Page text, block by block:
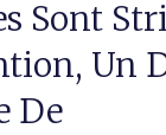
Sont
Un
De